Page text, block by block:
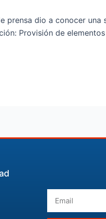
prensa dio a conocer
Provisión de